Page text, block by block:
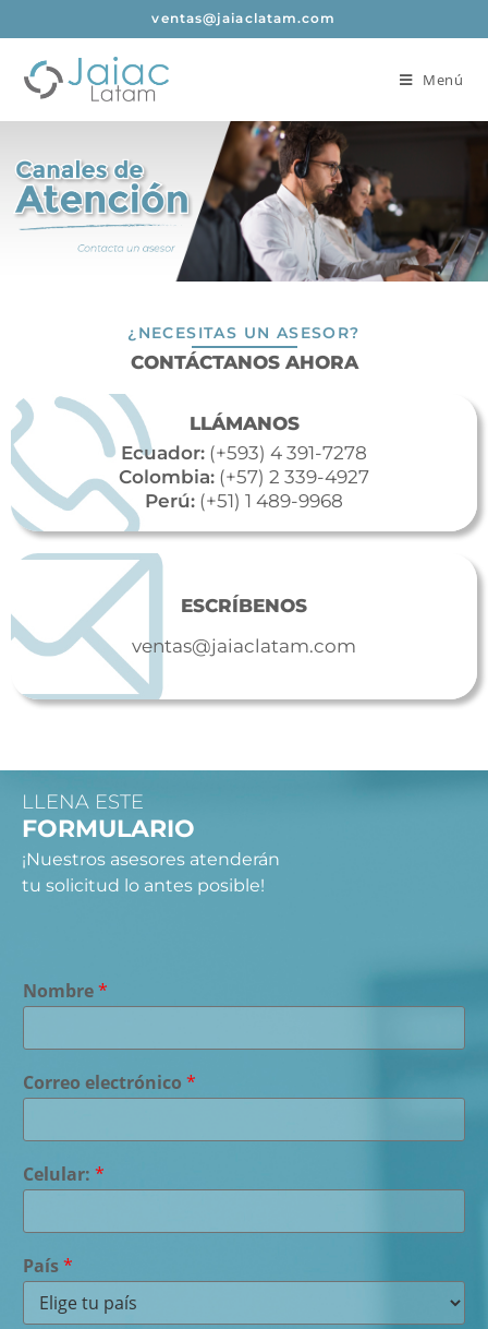
ventas@jaiaclatam.com
Menú
¿NECESITAS UN ASESOR?
CONTÁCTANOS AHORA
LLÁMANOS
Ecuador: (+593) 4 391-7278
Colombia: (+57) 2 339-4927
Perú: (+51) 1 489-9968
ESCRÍBENOS
ventas@jaiaclatam.com
LLENA ESTE
FORMULARIO
¡Nuestros asesores atenderán
tu solicitud lo antes posible!
Nombre*
Correo electrónico *
Celular: *
País*